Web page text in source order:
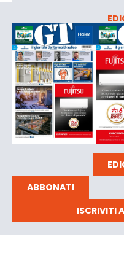
ABBONATI
ISCRIVITI